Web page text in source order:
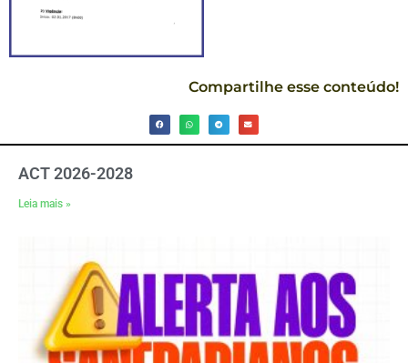
Compartilhe esse conteúdo!
ACT 2026-2028
Leia mais »